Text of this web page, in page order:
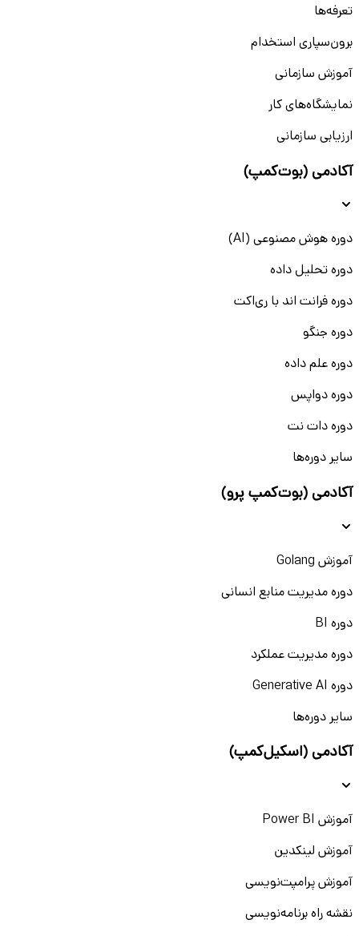
تعرفه‌ها
برون‌سپاری استخدام
آموزش سازمانی
نمایشگاه‌های کار
ارزیابی سازمانی
آکادمی (بوت‌کمپ)
دوره هوش مصنوعی (AI)
دوره تحلیل داده
دوره فرانت اند با ری‌اکت
دوره جنگو
دوره علم داده
دوره دواپس
دوره دات نت
سایر دوره‌ها
آکادمی (بوت‌کمپ پرو)
آموزش Golang
دوره مدیریت منابع انسانی
دوره BI
دوره مدیریت عملکرد
دوره Generative AI
سایر دوره‌ها
آکادمی (اسکیل‌کمپ)
آموزش Power BI
آموزش لینکدین
آموزش پرامپت‌نویسی
نقشه راه برنامه‌نویسی